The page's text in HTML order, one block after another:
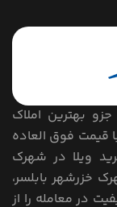
بهترین املاک
با قیمت فوق العاده
ویلا در شهرک
خزرشهر بابلسر،
در معامله را از